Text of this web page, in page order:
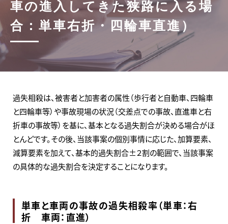
車の進入してきた狭路に入る場
合：単車右折・四輪車直進）
過失相殺は、被害者と加害者の属性（歩行者と自動車、四輪車
と四輪車等）や事故現場の状況（交差点での事故、直進車と右
折車の事故等）を基に、基本となる過失割合が決める場合がほ
とんどです。その後、当該事案の個別事情に応じた、加算要素、
減算要素を加えて、基本的過失割合±２割の範囲で、当該事案
の具体的な過失割合を決定することになります。
単車と車両の事故の過失相殺率（単車：右
折 車両：直進）